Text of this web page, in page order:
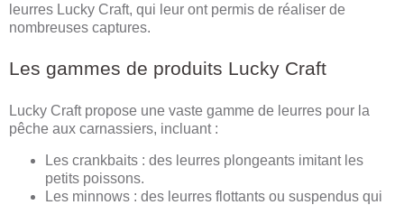
leurres Lucky Craft, qui leur ont permis de réaliser de
nombreuses captures.
Les gammes de produits Lucky Craft
Lucky Craft propose une vaste gamme de leurres pour la
pêche aux carnassiers, incluant :
Les crankbaits : des leurres plongeants imitant les
petits poissons.
Les minnows : des leurres flottants ou suspendus qui